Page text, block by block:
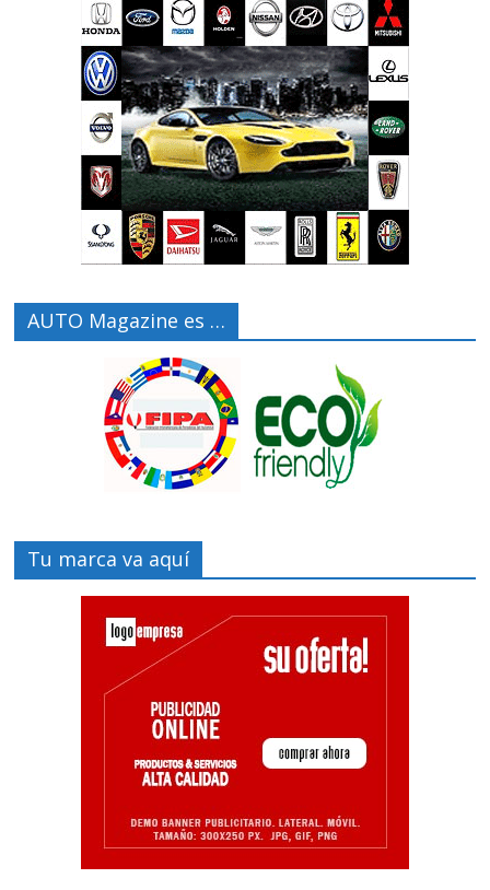
AUTO Magazine es …
Tu marca va aquí